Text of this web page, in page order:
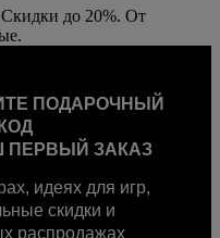
до 20%. От
ПОДАРОЧНЫЙ
ПЕРВЫЙ ЗАКАЗ
идеях для игр,
скидки и
распродажах